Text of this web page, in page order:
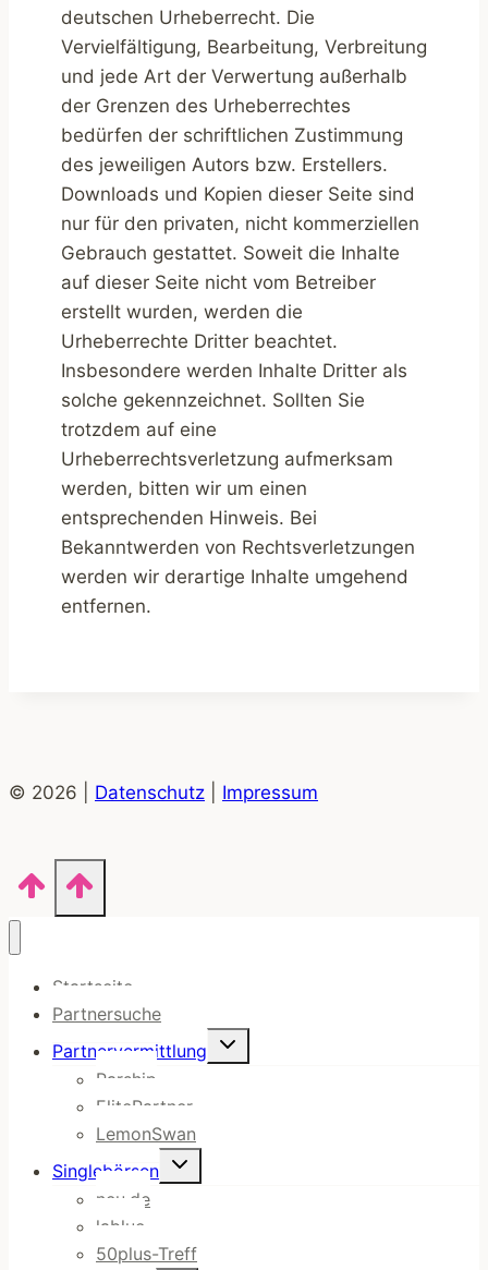
deutschen Urheberrecht. Die
Vervielfältigung, Bearbeitung, Verbreitung
und jede Art der Verwertung außerhalb
der Grenzen des Urheberrechtes
bedürfen der schriftlichen Zustimmung
des jeweiligen Autors bzw. Erstellers.
Downloads und Kopien dieser Seite sind
nur für den privaten, nicht kommerziellen
Gebrauch gestattet. Soweit die Inhalte
auf dieser Seite nicht vom Betreiber
erstellt wurden, werden die
Urheberrechte Dritter beachtet.
Insbesondere werden Inhalte Dritter als
solche gekennzeichnet. Sollten Sie
trotzdem auf eine
Urheberrechtsverletzung aufmerksam
werden, bitten wir um einen
entsprechenden Hinweis. Bei
Bekanntwerden von Rechtsverletzungen
werden wir derartige Inhalte umgehend
entfernen.
© 2026 | Datenschutz Impressum
Startseite
Partnersuche
Partnervermittlung
Untermenü
Parship
ElitePartner
LemonSwan
Singlebörsen
Untermenü
neu.de
lablue
50plus-Treff